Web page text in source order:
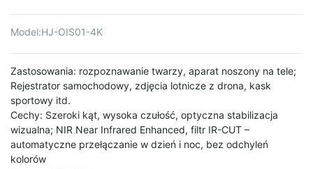
Model:HJ-OIS01-4K
Zastosowania: rozpoznawanie twarzy, aparat noszony na tele;
Rejestrator samochodowy, zdjęcia lotnicze z drona, kask
sportowy itd.
Cechy: Szeroki kąt, wysoka czułość, optyczna stabilizacja
wizualna; NIR Near Infrared Enhanced, filtr IR-CUT –
automatyczne przełączanie w dzień i noc, bez odchyleń
kolorów